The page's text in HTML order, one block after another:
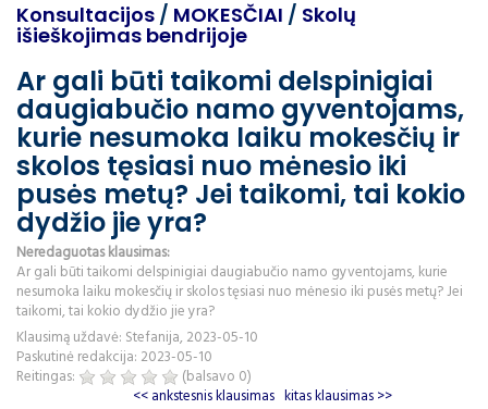
Konsultacijos / MOKESČIAI / Skolų
išieškojimas bendrijoje
Ar gali būti taikomi delspinigiai
daugiabučio namo gyventojams,
kurie nesumoka laiku mokesčių ir
skolos tęsiasi nuo mėnesio iki
pusės metų? Jei taikomi, tai kokio
dydžio jie yra?
Neredaguotas klausimas:
Ar gali būti taikomi delspinigiai daugiabučio namo gyventojams, kurie
nesumoka laiku mokesčių ir skolos tęsiasi nuo mėnesio iki pusės metų? Jei
taikomi, tai kokio dydžio jie yra?
Klausimą uždavė: Stefanija, 2023-05-10
Paskutinė redakcija: 2023-05-10
Reitingas:
(balsavo 0)
<< ankstesnis klausimas kitas klausimas >>